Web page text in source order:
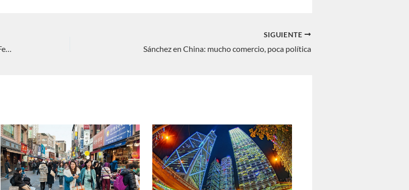
INTERREGNUM: Competición en el Pacífico Sur. Fernando Delage
SIGUIENTE
Sánchez en China: mucho comercio, poca política